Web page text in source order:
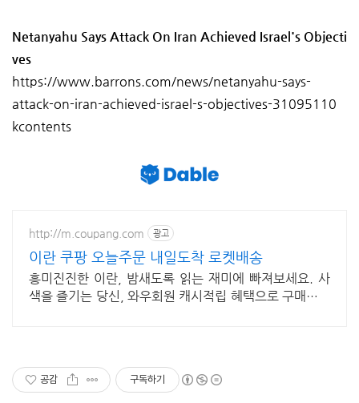
Netanyahu Says Attack On Iran Achieved Israel's Objecti
ves
https://www.barrons.com/news/netanyahu-says-
attack-on-iran-achieved-israel-s-objectives-31095110
kcontents
http://m.coupang.com 광고
이란 쿠팡 오늘주문 내일도착 로켓배송
흥미진진한 이란, 밤새도록 읽는 재미에 빠져보세요. 사
색을 즐기는 당신, 와우회원 캐시적립 혜택으로 구매하세
공감 구독하기